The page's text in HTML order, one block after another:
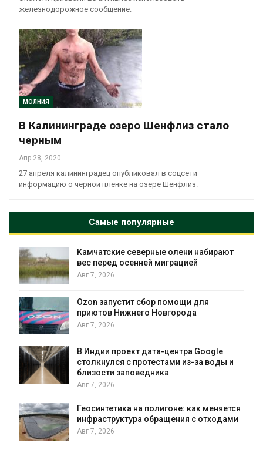
железнодорожное сообщение.
МОЛНИЯ
В Калининграде озеро Шенфлиз стало
черным
Апр 28, 2020
27 апреля калининградец опубликовал в соцсети
информацию о чёрной плёнке на озере Шенфлиз.
Самые популярные
Камчатские северные олени набирают
вес перед осенней миграцией
Авг 7, 2026
Ozon запустит сбор помощи для
приютов Нижнего Новгорода
Авг 7, 2026
В Индии проект дата-центра Google
столкнулся с протестами из-за воды и
близости заповедника
Авг 7, 2026
Геосинтетика на полигоне: как меняется
инфраструктура обращения с отходами
Авг 7, 2026